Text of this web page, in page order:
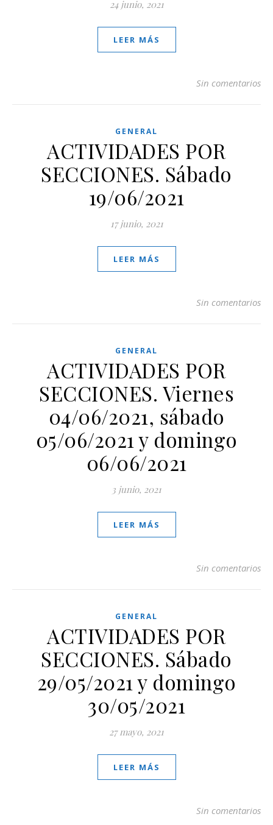
24 junio, 2021
LEER MÁS
Sin comentarios
GENERAL
ACTIVIDADES POR
SECCIONES. Sábado
19/06/2021
17 junio, 2021
LEER MÁS
Sin comentarios
GENERAL
ACTIVIDADES POR
SECCIONES. Viernes
04/06/2021, sábado
05/06/2021 y domingo
06/06/2021
3 junio, 2021
LEER MÁS
Sin comentarios
GENERAL
ACTIVIDADES POR
SECCIONES. Sábado
29/05/2021 y domingo
30/05/2021
27 mayo, 2021
LEER MÁS
Sin comentarios